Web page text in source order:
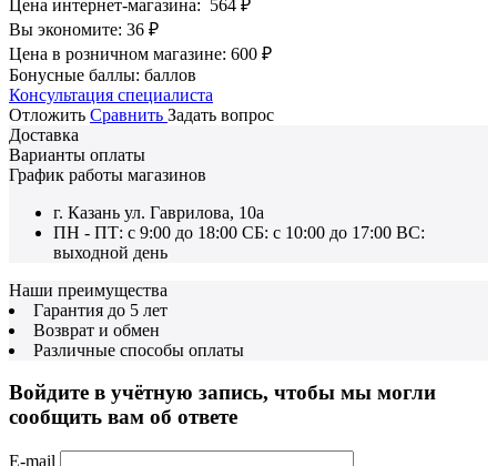
Цена интернет-магазина: 564 ₽
Вы экономите: 36 ₽
Цена в розничном магазине: 600 ₽
Бонусные баллы: баллов
Консультация специалиста
Отложить Сравнить Задать вопрос
Доставка
Варианты оплаты
График работы магазинов
г. Казань ул. Гаврилова, 10а
ПН - ПТ: с 9:00 до 18:00 СБ: с 10:00 до 17:00 ВС:
выходной день
Наши преимущества
Гарантия до 5 лет
Возврат и обмен
Различные способы оплаты
Войдите в учётную запись, чтобы мы могли
сообщить вам об ответе
E-mail